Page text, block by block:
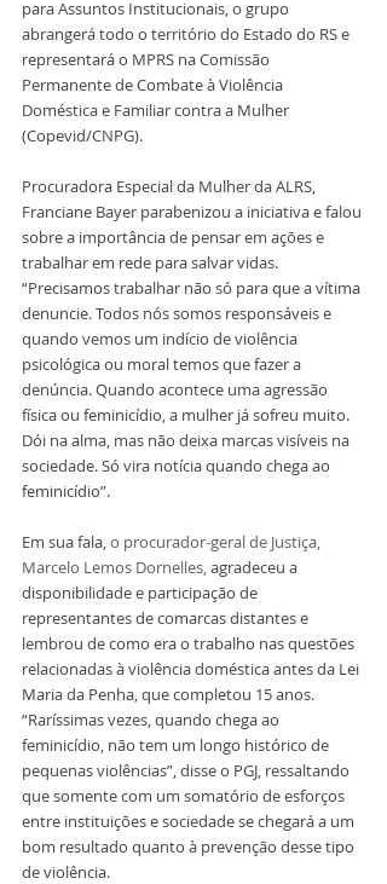
para Assuntos Institucionais, o grupo
abrangerá todo o território do Estado do RS e
representará o MPRS na Comissão
Permanente de Combate à Violência
Doméstica e Familiar contra a Mulher
(Copevid/CNPG).
Procuradora Especial da Mulher da ALRS,
Franciane Bayer parabenizou a iniciativa e falou
sobre a importância de pensar em ações e
trabalhar em rede para salvar vidas.
“Precisamos trabalhar não só para que a vítima
denuncie. Todos nós somos responsáveis e
quando vemos um indício de violência
psicológica ou moral temos que fazer a
denúncia. Quando acontece uma agressão
física ou feminicídio, a mulher já sofreu muito.
Dói na alma, mas não deixa marcas visíveis na
sociedade. Só vira notícia quando chega ao
feminicídio”.
Em sua fala, o procurador-geral de Justiça,
Marcelo Lemos Dornelles, agradeceu a
disponibilidade e participação de
representantes de comarcas distantes e
lembrou de como era o trabalho nas questões
relacionadas à violência doméstica antes da Lei
Maria da Penha, que completou 15 anos.
“Raríssimas vezes, quando chega ao
feminicídio, não tem um longo histórico de
pequenas violências”, disse o PGJ, ressaltando
que somente com um somatório de esforços
entre instituições e sociedade se chegará a um
bom resultado quanto à prevenção desse tipo
de violência.